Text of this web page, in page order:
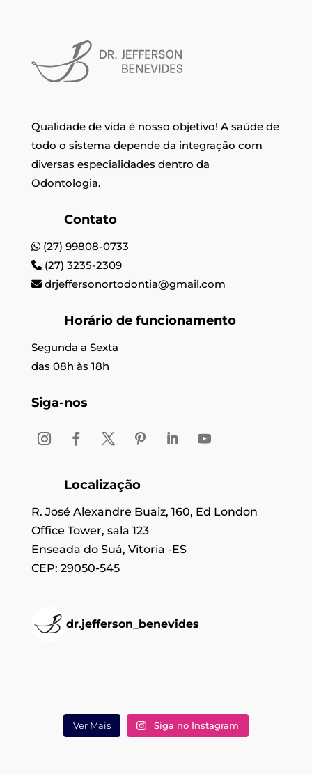
Qualidade de vida é nosso objetivo! A saúde de
todo o sistema depende da integração com
diversas especialidades dentro da
Odontologia.
Contato
(27) 99808-0733
(27) 3235-2309
drjeffersonortodontia@gmail.com
Horário de funcionamento
Segunda a Sexta
das 08h às 18h
Siga-nos
Localização
R. José Alexandre Buaiz, 160, Ed London
Office Tower, sala 123
Enseada do Suá, Vitoria -ES
CEP: 29050-545
dr.jefferson_benevides
Ver Mais Siga no Instagram